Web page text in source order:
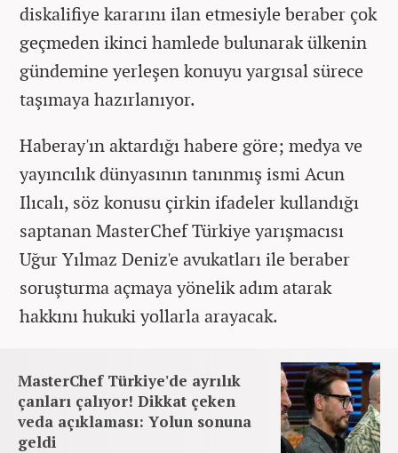
diskalifiye kararını ilan etmesiyle beraber çok
geçmeden ikinci hamlede bulunarak ülkenin
gündemine yerleşen konuyu yargısal sürece
taşımaya hazırlanıyor.
Haberay'ın aktardığı habere göre; medya ve
yayıncılık dünyasının tanınmış ismi Acun
Ilıcalı, söz konusu çirkin ifadeler kullandığı
saptanan MasterChef Türkiye yarışmacısı
Uğur Yılmaz Deniz'e avukatları ile beraber
soruşturma açmaya yönelik adım atarak
hakkını hukuki yollarla arayacak.
MasterChef Türkiye'de ayrılık
çanları çalıyor! Dikkat çeken
veda açıklaması: Yolun sonuna
geldi